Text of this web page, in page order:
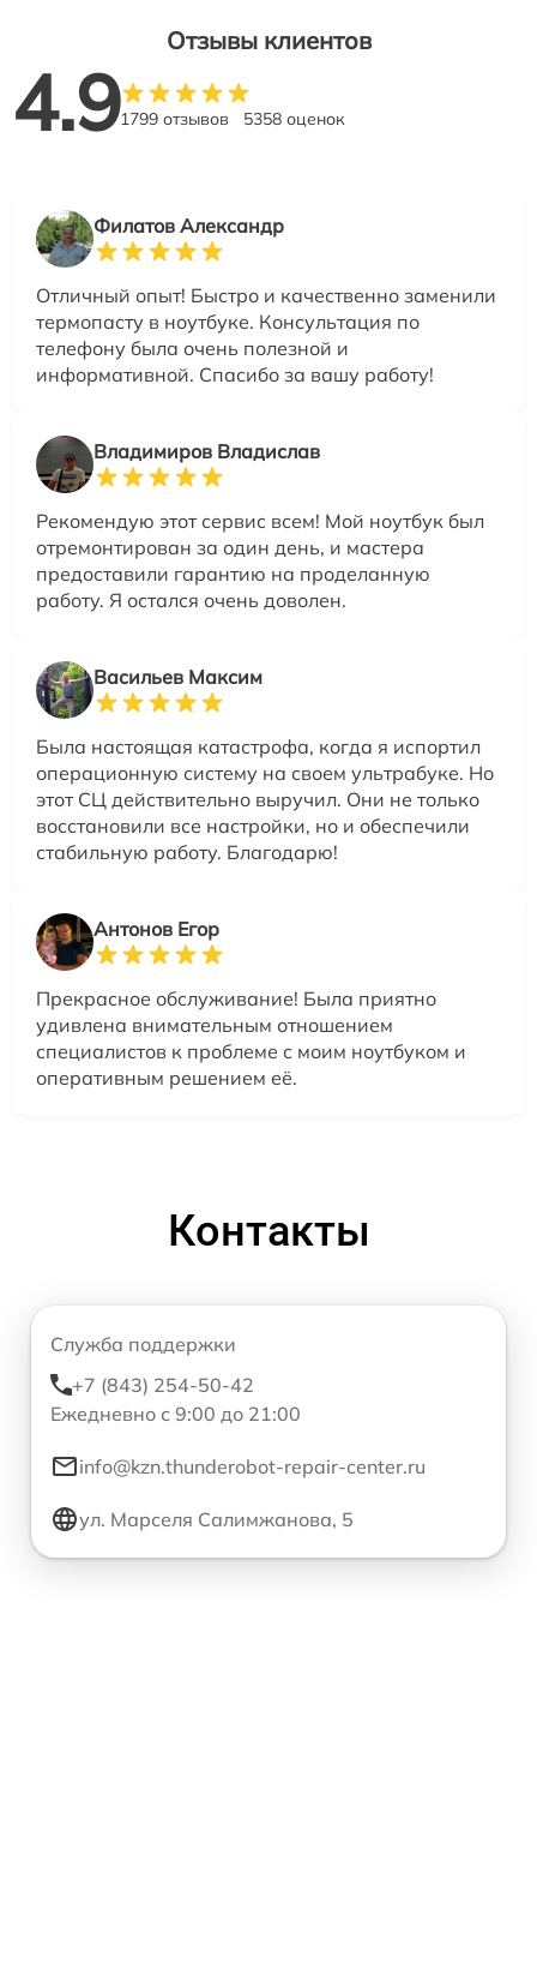
Отзывы клиентов
4.91799 отзывов 5358 оценок
Филатов Александр
Отличный опыт! Быстро и качественно заменили
термопасту в ноутбуке. Консультация по
телефону была очень полезной и
информативной. Спасибо за вашу работу!
Владимиров Владислав
Рекомендую этот сервис всем! Мой ноутбук был
отремонтирован за один день, и мастера
предоставили гарантию на проделанную
работу. Я остался очень доволен.
Васильев Максим
Была настоящая катастрофа, когда я испортил
операционную систему на своем ультрабуке. Но
этот СЦ действительно выручил. Они не только
восстановили все настройки, но и обеспечили
стабильную работу. Благодарю!
Антонов Егор
Прекрасное обслуживание! Была приятно
удивлена внимательным отношением
специалистов к проблеме с моим ноутбуком и
оперативным решением её.
Контакты
Служба поддержки
+7 (843) 254-50-42
Ежедневно с 9:00 до 21:00
info@kzn.thunderobot-repair-center.ru
ул. Марселя Салимжанова, 5